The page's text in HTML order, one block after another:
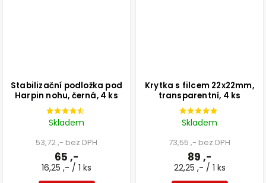
Stabilizační podložka pod
Harpin nohu, černá, 4 ks
Skladem
53,72 ,- bez DPH
65 ,-
16,25 ,- / 1 ks
Krytka s filcem 22x22mm,
transparentní, 4 ks
Skladem
73,55 ,- bez DPH
89 ,-
22,25 ,- / 1 ks